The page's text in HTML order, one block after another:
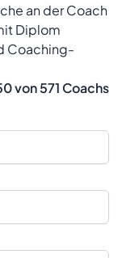
an der Coach
Diplom
Coaching-
von 571 Coachs